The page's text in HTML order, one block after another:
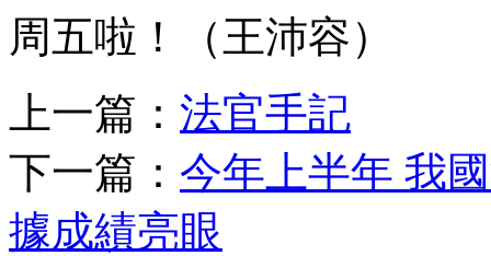
周五啦！（王沛容）
上一篇： 法官手記
下一篇： 今年上半年 我
據成績亮眼